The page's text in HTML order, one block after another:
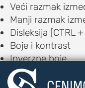
Veći razmak
Manji razmak
Disleksija [CTRL
Boje i kontrast
Inverzne boje
Monohromatski
Vizuelna